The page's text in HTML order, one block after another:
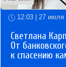
12:03 | 27 июля
Светлана
От
к спасению